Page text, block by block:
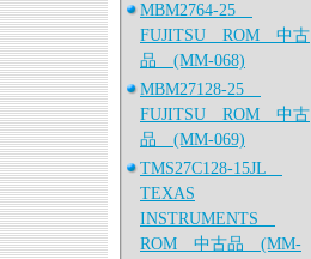
MBM2764-25
FUJITSU ROM 中古
品 (MM-068)
MBM27128-25
FUJITSU ROM 中古
品 (MM-069)
TMS27C128-15JL
TEXAS
INSTRUMENTS
ROM 中古品 (MM-